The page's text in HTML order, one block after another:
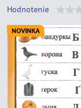
NOVINKA
Hodnotenie